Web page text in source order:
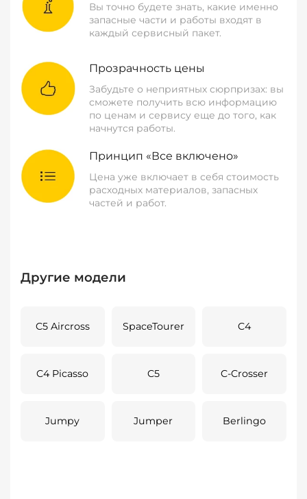
Вы точно будете знать, какие именно
запасные части и работы входят в
каждый сервисный пакет.
Прозрачность цены
Забудьте о неприятных сюрпризах: вы
сможете получить всю информацию
по ценам и сервису еще до того, как
начнутся работы.
Принцип «Все включено»
Цена уже включает в себя стоимость
расходных материалов, запасных
частей и работ.
Другие модели
C5 Aircross SpaceTourer C4
C4 Picasso C5 C-Crosser
Jumpy Jumper Berlingo